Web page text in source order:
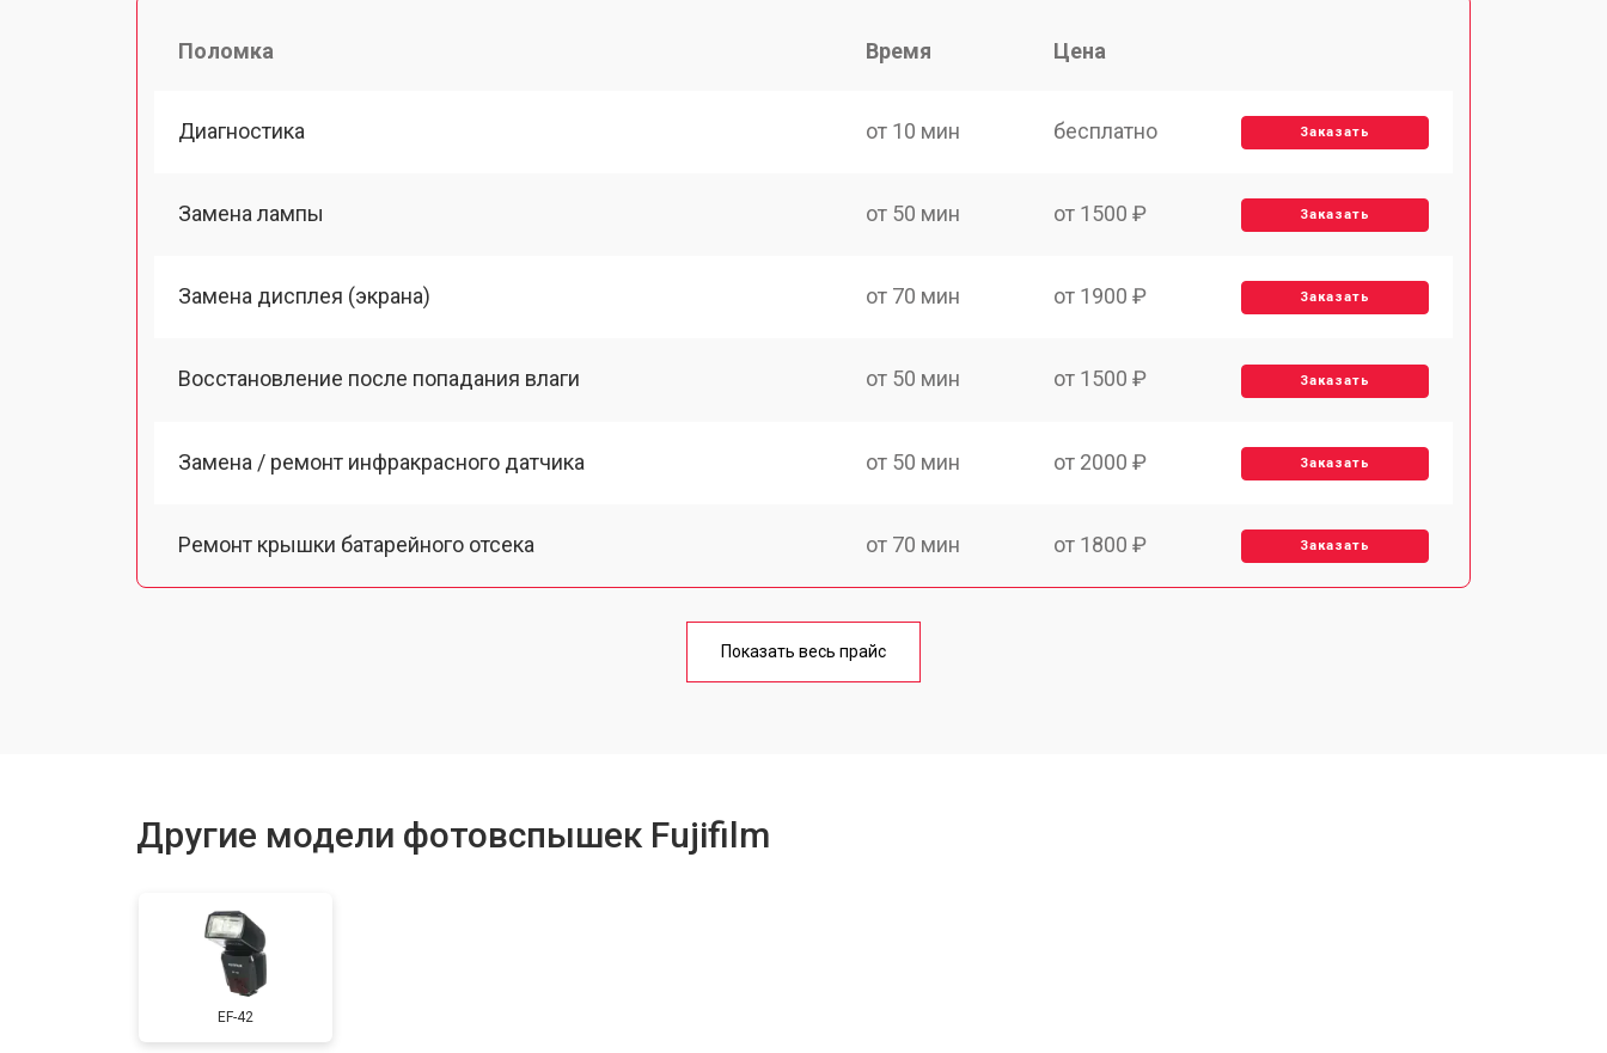
Поломка Время Цена
Диагностика от 10 мин бесплатно Заказать
Замена лампы от 50 мин от 1500 ₽ Заказать
Замена дисплея (экрана) от 70 мин от 1900 ₽ Заказать
Восстановление после попадания влаги от 50 мин от 1500 ₽ Заказать
Замена / ремонт инфракрасного датчика от 50 мин от 2000 ₽ Заказать
Ремонт крышки батарейного отсека от 70 мин от 1800 ₽ Заказать
Показать весь прайс
Другие модели фотовспышек Fujifilm
EF-42